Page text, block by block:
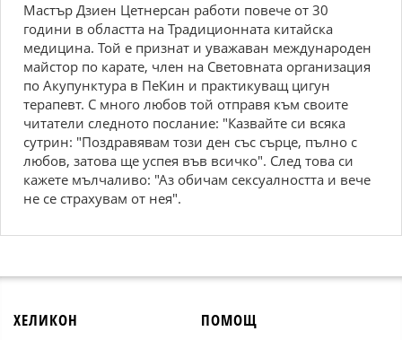
Мастър Дзиен Цетнерсан работи повече от 30
години в областта на Традиционната китайска
медицина. Той е признат и уважаван международен
майстор по карате, член на Световната организация
по Акупунктура в ПеКин и практикуващ цигун
терапевт. С много любов той отправя към своите
читатели следното послание: "Казвайте си всяка
сутрин: "Поздравявам този ден със сърце, пълно с
любов, затова ще успея във всичко". След това си
кажете мълчаливо: "Аз обичам сексуалността и вече
не се страхувам от нея".
ХЕЛИКОН ПОМОЩ